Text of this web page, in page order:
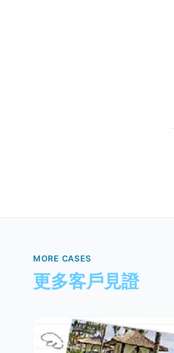
MORE CASES
更多客戶見證